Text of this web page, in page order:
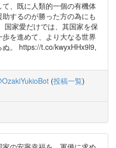
、既に人類的一個の有機体
するのが勝った方の為にも
国家愛だけでは、其国家を保
を進めて、より大なる世界
。 https://t.co/kwyxHHx9l9,
(投稿一覧)